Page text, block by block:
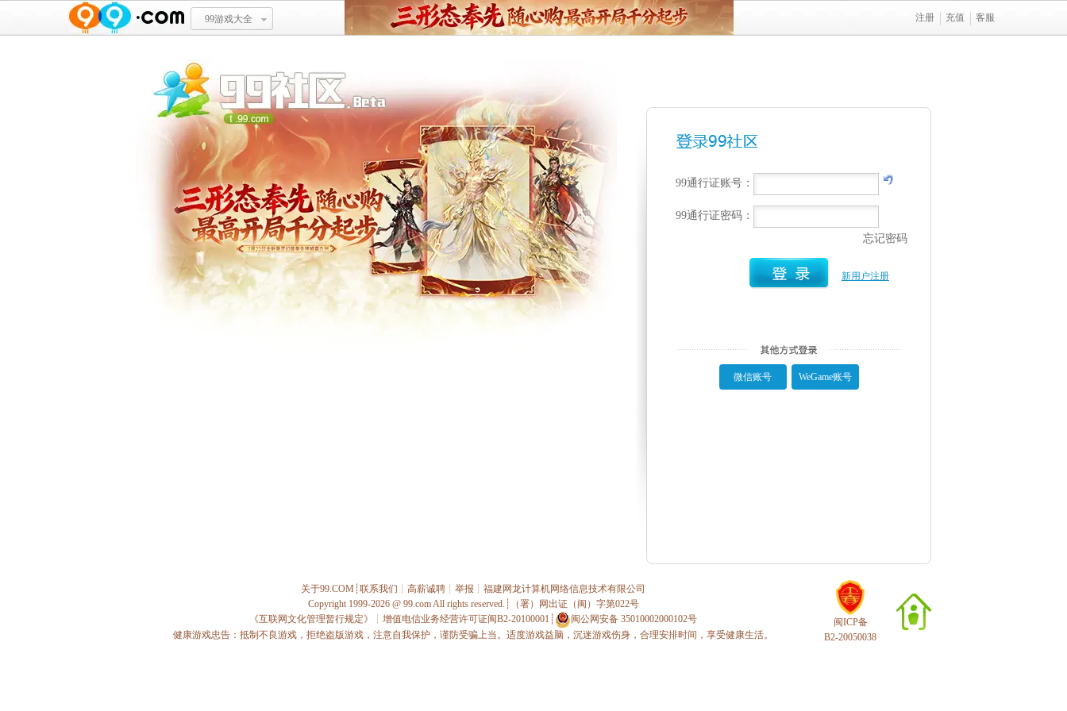
99游戏大全 注册 充值 客服
99通行证账号：
99通行证密码：
忘记密码
新用户注册
微信账号 WeGame账号
关于99.COM ┊ 联系我们 ┊ 高薪诚聘 ┊ 举报 ┊ 福建网龙计算机网络信息技术有限公司
Copyright 1999-2026 @ 99.comAll rights reserved.┊（署）网出证（闽）字第022号
《互联网文化管理暂行规定》
┊ 增值电信业务经营许可证闽B2-20100001 ┊
闽公网安备 35010002000102号
健康游戏忠告：抵制不良游戏，拒绝盗版游戏，注意自我保护，谨防受骗上当。适度游戏益脑，沉迷游戏伤身，合理安排时间，享受健康生活。
闽ICP备
B2-20050038